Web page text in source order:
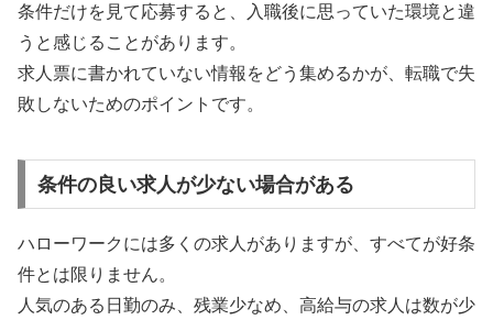
条件だけを見て応募すると、入職後に思っていた環境と違
うと感じることがあります。
求人票に書かれていない情報をどう集めるかが、転職で失
敗しないためのポイントです。
条件の良い求人が少ない場合がある
ハローワークには多くの求人がありますが、すべてが好条
件とは限りません。
人気のある日勤のみ、残業少なめ、高給与の求人は数が少